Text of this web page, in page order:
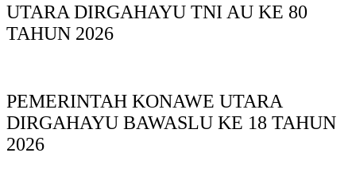
UTARA DIRGAHAYU TNI AU KE 80
TAHUN 2026
PEMERINTAH KONAWE UTARA
DIRGAHAYU BAWASLU KE 18 TAHUN
2026